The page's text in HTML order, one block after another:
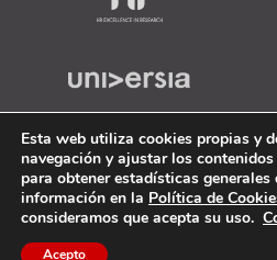
Esta web utiliza cookies propias y
navegación y ajustar los
para obtener estadísticas generales
información en la Política de
consideramos que acepta su uso.
Acepto